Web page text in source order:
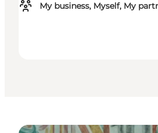
My business, Myself, My